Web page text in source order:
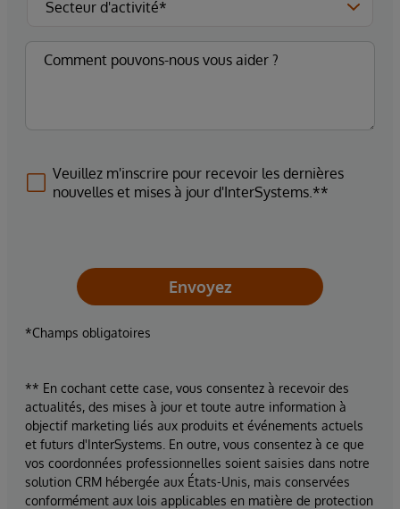
Veuillez m'inscrire pour recevoir les dernières
nouvelles et mises à jour d'InterSystems.**
Envoyez
*Champs obligatoires
** En cochant cette case, vous consentez à recevoir des
actualités, des mises à jour et toute autre information à
objectif marketing liés aux produits et événements actuels
et futurs d'InterSystems. En outre, vous consentez à ce que
vos coordonnées professionnelles soient saisies dans notre
solution CRM hébergée aux États-Unis, mais conservées
conformément aux lois applicables en matière de protection